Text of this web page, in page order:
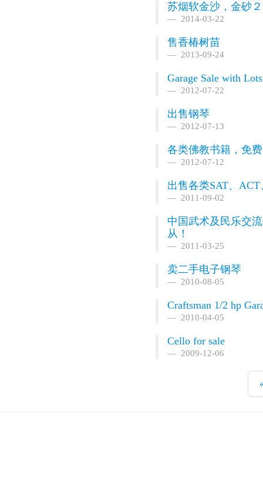
苏烟软金沙，金砂
2014-03-22
售香椿树苗
2013-09-24
Garage Sale with
2012-07-22
出售钢琴
2012-07-13
各类佛教书籍，免
2012-07-12
出售各类SAT、
2011-09-02
中国武术及民乐交
从！
2011-03-25
卖二手电子钢琴
2010-08-05
Craftsman 1/2 hp
2010-04-05
Cello for sale
2009-12-06